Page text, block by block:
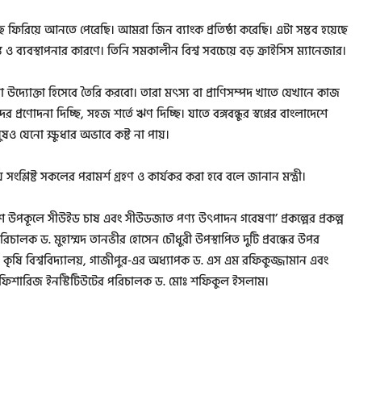
আনতে পেরেছি। আমরা জিন ব্যাংক প্রতিষ্ঠা করেছি। এটা সম্ভব হয়েছে
ও ব্যবস্থাপনার কারণে। তিনি সমকালীন বিশ্ব সবচেয়ে বড় ক্রাইসিস ম্যানেজার।
হিসেবে তৈরি করবো। তারা মৎস্য বা প্রাণিসম্পদ খাতে যেখানে কাজ
দিচ্ছি, সহজ শর্তে ঋণ দিচ্ছি। যাতে বঙ্গবন্ধুর স্বপ্নের বাংলাদেশে
যেনো ক্ষুধার অভাবে কষ্ট না পায়।
সকলের পরামর্শ গ্রহণ ও কার্যকর করা হবে বলে জানান মন্ত্রী।
সীউইড চাষ এবং সীউডজাত পণ্য উৎপাদন গবেষণা’ প্রকল্পের প্রকল্প
ড. মুহাম্মদ তানভীর হোসেন চৌধুরী উপস্থাপিত দুটি প্রবন্ধের উপর
বিশ্ববিদ্যালয়, গাজীপুর-এর অধ্যাপক ড. এস এম রফিকুজ্জামান এবং
ফিশারিজ ইনস্টিটিউটের পরিচালক ড. মোঃ শফিকুল ইসলাম।